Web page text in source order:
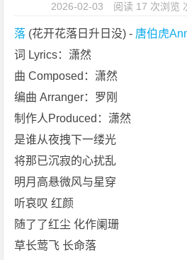
2026-02-03 阅读 17 次浏览
落 (花开花落日升日没) - 唐伯虎
词 Lyrics：潇然
曲 Composed：潇然
编曲 Arranger：罗刚
制作人Produced：潇然
是谁从夜拽下一缕光
将那已沉寂的心扰乱
明月高悬微风与星穿
听哀叹 红颜
随了了红尘 化作阑珊
草长莺飞 长命落